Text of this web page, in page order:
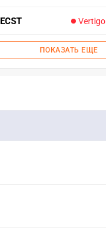
ECST Vertigo
ПОКАЗАТЬ ЕЩЕ